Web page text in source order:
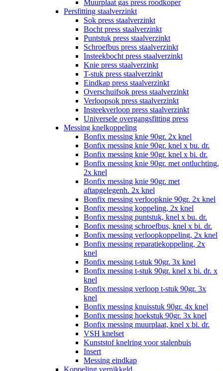
Muurplaat gas press roodkoper
Persfitting staalverzinkt
Sok press staalverzinkt
Bocht press staalverzinkt
Puntstuk press staalverzinkt
Schroefbus press staalverzinkt
Insteekbocht press staalverzinkt
Knie press staalverzinkt
T-stuk press staalverzinkt
Eindkap press staalverzinkt
Overschuifsok press staalverzinkt
Verloopsok press staalverzinkt
Insteekverloop press staalverzinkt
Universele overgangsfitting press
Messing knelkoppeling
Bonfix messing knie 90gr. 2x knel
Bonfix messing knie 90gr. knel x bu. dr.
Bonfix messing knie 90gr. knel x bi. dr.
Bonfix messing knie 90gr. met ontluchting,
2x knel
Bonfix messing knie 90gr. met
aftapgelegenh. 2x knel
Bonfix messing verloopknie 90gr. 2x knel
Bonfix messing koppeling, 2x knel
Bonfix messing puntstuk, knel x bu. dr.
Bonfix messing schroefbus, knel x bi. dr.
Bonfix messing verloopkoppeling, 2x knel
Bonfix messing reparatiekoppeling, 2x
knel
Bonfix messing t-stuk 90gr. 3x knel
Bonfix messing t-stuk 90gr. knel x bi. dr. x
knel
Bonfix messing verloop t-stuk 90gr. 3x
knel
Bonfix messing knuisstuk 90gr. 4x knel
Bonfix messing hoekstuk 90gr. 3x knel
Bonfix messing muurplaat, knel x bi. dr.
VSH knelset
Kunststof knelring voor stalenbuis
Insert
Messing eindkap
Koppeling vernikkeld